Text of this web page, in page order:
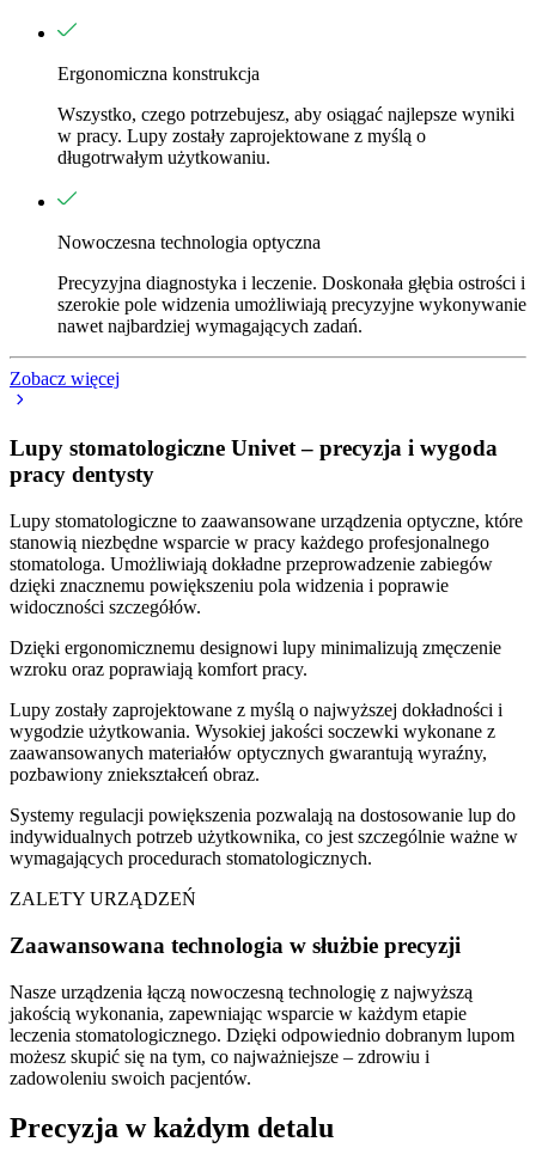
Ergonomiczna konstrukcja
Wszystko, czego potrzebujesz, aby osiągać najlepsze wyniki
w pracy. Lupy zostały zaprojektowane z myślą o
długotrwałym użytkowaniu.
Nowoczesna technologia optyczna
Precyzyjna diagnostyka i leczenie. Doskonała głębia ostrości i
szerokie pole widzenia umożliwiają precyzyjne wykonywanie
nawet najbardziej wymagających zadań.
Zobacz więcej
Lupy stomatologiczne Univet – precyzja i wygoda
pracy dentysty
Lupy stomatologiczne to zaawansowane urządzenia optyczne, które
stanowią niezbędne wsparcie w pracy każdego profesjonalnego
stomatologa. Umożliwiają dokładne przeprowadzenie zabiegów
dzięki znacznemu powiększeniu pola widzenia i poprawie
widoczności szczegółów.
Dzięki ergonomicznemu designowi lupy minimalizują zmęczenie
wzroku oraz poprawiają komfort pracy.
Lupy zostały zaprojektowane z myślą o najwyższej dokładności i
wygodzie użytkowania. Wysokiej jakości soczewki wykonane z
zaawansowanych materiałów optycznych gwarantują wyraźny,
pozbawiony zniekształceń obraz.
Systemy regulacji powiększenia pozwalają na dostosowanie lup do
indywidualnych potrzeb użytkownika, co jest szczególnie ważne w
wymagających procedurach stomatologicznych.
ZALETY URZĄDZEŃ
Zaawansowana technologia w służbie precyzji
Nasze urządzenia łączą nowoczesną technologię z najwyższą
jakością wykonania, zapewniając wsparcie w każdym etapie
leczenia stomatologicznego. Dzięki odpowiednio dobranym lupom
możesz skupić się na tym, co najważniejsze – zdrowiu i
zadowoleniu swoich pacjentów.
Precyzja w każdym detalu